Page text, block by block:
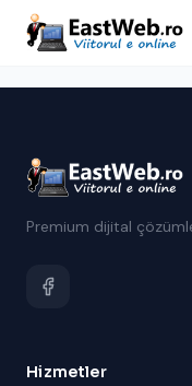
Premium dijital
Hizmetler